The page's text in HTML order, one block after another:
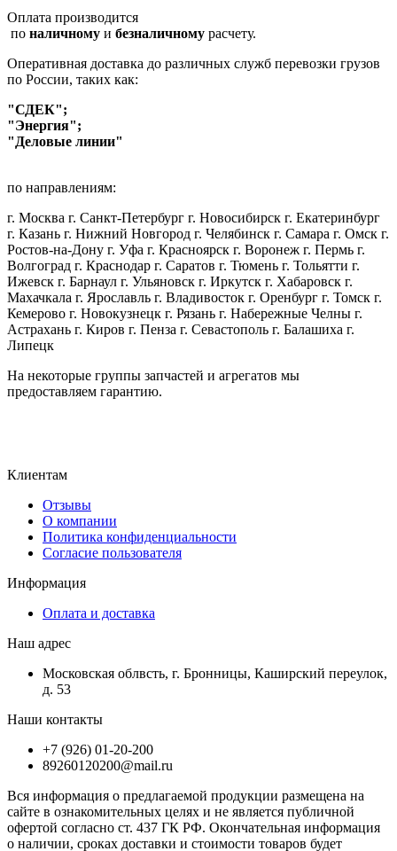
Оплата производится
по наличному и безналичному расчету.
Оперативная доставка до различных служб перевозки грузов
по России, таких как:
"СДЕК";
"Энергия";
"Деловые линии"
по направлениям:
г. Москва г. Санкт-Петербург г. Новосибирск г. Екатеринбург
г. Казань г. Нижний Новгород г. Челябинск г. Самара г. Омск г.
Ростов-на-Дону г. Уфа г. Красноярск г. Воронеж г. Пермь г.
Волгоград г. Краснодар г. Саратов г. Тюмень г. Тольятти г.
Ижевск г. Барнаул г. Ульяновск г. Иркутск г. Хабаровск г.
Махачкала г. Ярославль г. Владивосток г. Оренбург г. Томск г.
Кемерово г. Новокузнецк г. Рязань г. Набережные Челны г.
Астрахань г. Киров г. Пенза г. Севастополь г. Балашиха г.
Липецк
На некоторые группы запчастей и агрегатов мы
предоставляем гарантию.
Клиентам
Отзывы
О компании
Политика конфиденциальности
Согласие пользователя
Информация
Оплата и доставка
Наш адрес
Московская облвсть, г. Бронницы, Каширский переулок,
д. 53
Наши контакты
+7 (926) 01-20-200
89260120200@mail.ru
Вся информация о предлагаемой продукции размещена на
сайте в ознакомительных целях и не является публичной
офертой согласно ст. 437 ГК РФ. Окончательная информация
о наличии, сроках доставки и стоимости товаров будет